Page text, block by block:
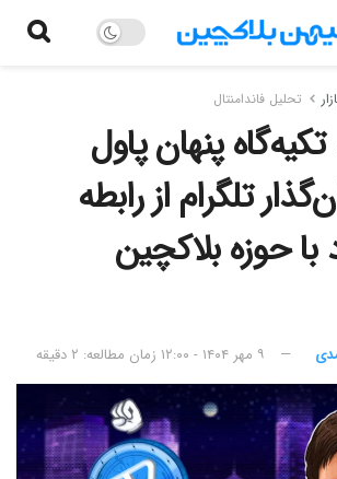
تحلیل فاندامنتال
پنهان پاول
تلگرام از رابطه
حوزه بلاکچین
۹ مهر ۱۴۰۴ - ۱۲:۰۰ زمان مطالعه: ۲ دقیقه